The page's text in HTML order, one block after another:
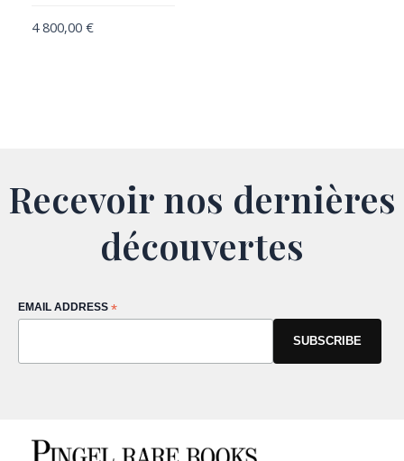
4 800,00 €
Recevoir nos dernières
découvertes
EMAIL ADDRESS *